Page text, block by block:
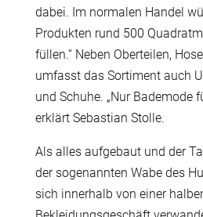
dabei. Im normalen Handel
Produkten rund 500
füllen.“ Neben Oberteilen,
umfasst das Sortiment auch
und Schuhe. „Nur Bademode
erklärt Sebastian Stolle.
Als alles aufgebaut und der
der sogenannten Wabe des
sich innerhalb von einer